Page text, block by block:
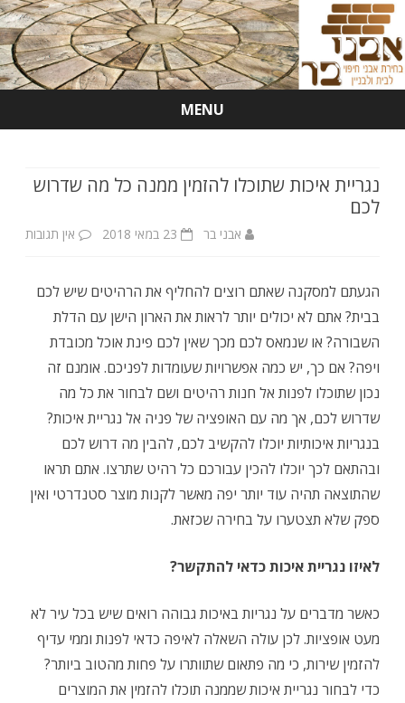
MENU
Skip
נגריית איכות שתוכלו להזמין ממנה כל מה שדרוש
לכם
אבני בר 23 במאי 2018 אין תגובות
הגעתם למסקנה שאתם רוצים להחליף את הרהיטים שיש לכם
בבית? אתם לא יכולים יותר לראות את הארון הישן עם הדלת
השבורה? או שנמאס לכם מכך שאין לכם פינת אוכל מכובדת
ויפה? אם כך, יש כמה אפשרויות שעומדות לפניכם. אומנם זה
נכון שתוכלו לפנות אל חנות רהיטים ושם לבחור את כל מה
שדרוש לכם, אך מה עם האופציה של פניה אל נגריית איכות?
בנגריות איכותיות יוכלו להקשיב לכם, להבין מה דרוש לכם
ובהתאם לכך יוכלו להכין עבורכם כל רהיט שתרצו. אתם תראו
שהתוצאה תהיה עוד יותר יפה מאשר לקנות מוצר סטנדרטי ואין
ספק שלא תצטערו על בחירה שכזאת.
לאיזו נגריית איכות כדאי להתקשר?
כאשר מדברים על נגריות באיכות גבוהה רואים שיש בכל עיר לא
מעט אופציות. לכן עולה השאלה לאיפה כדאי לפנות וממי עדיף
להזמין שירות, כי מה פתאום שתוותרו על פחות מהטוב ביותר?
כדי לבחור נגריית איכות שממנה תוכלו להזמין את המוצרים